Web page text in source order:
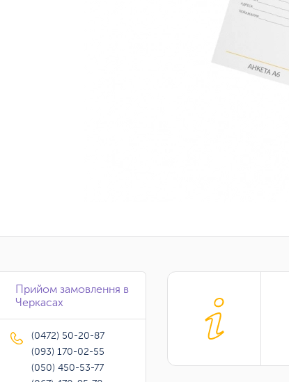
Прийом замовлення в
Черкасах
(0472) 50-20-87
(093) 170-02-55
(050) 450-53-77